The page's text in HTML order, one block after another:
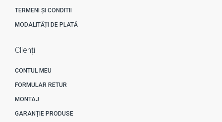
TERMENI ȘI CONDITII
MODALITĂȚI DE PLATĂ
Clienți
CONTUL MEU
FORMULAR RETUR
MONTAJ
GARANȚIE PRODUSE